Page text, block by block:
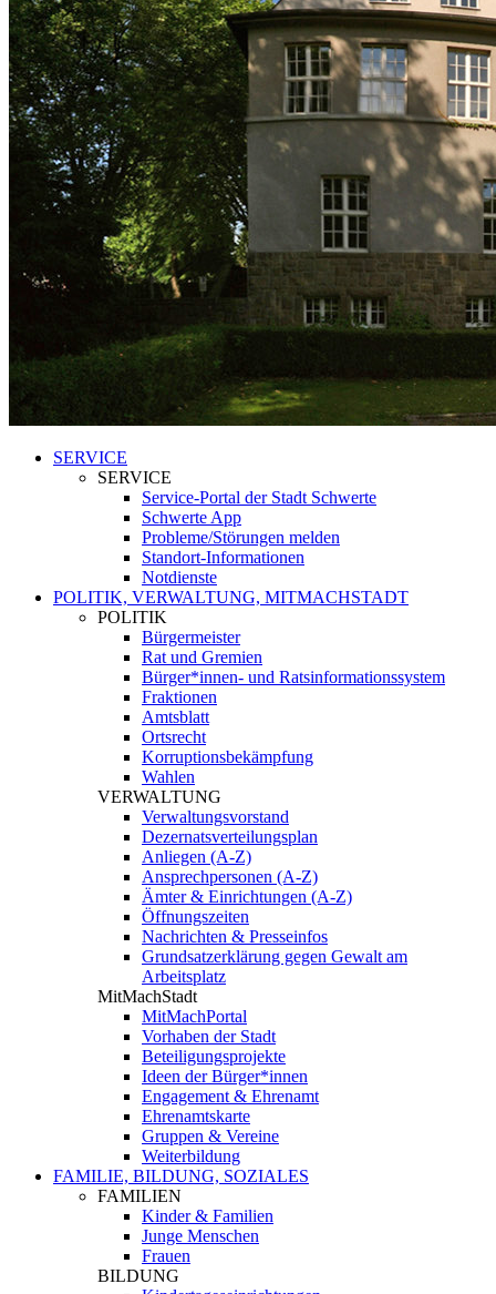
SERVICE
SERVICE
Service-Portal der Stadt Schwerte
Schwerte App
Probleme/Störungen melden
Standort-Informationen
Notdienste
POLITIK, VERWALTUNG, MITMACHSTADT
POLITIK
Bürgermeister
Rat und Gremien
Bürger*innen- und Ratsinformationssystem
Fraktionen
Amtsblatt
Ortsrecht
Korruptionsbekämpfung
Wahlen
VERWALTUNG
Verwaltungsvorstand
Dezernatsverteilungsplan
Anliegen (A-Z)
Ansprechpersonen (A-Z)
Ämter & Einrichtungen (A-Z)
Öffnungszeiten
Nachrichten & Presseinfos
Grundsatzerklärung gegen Gewalt am
Arbeitsplatz
MitMachStadt
MitMachPortal
Vorhaben der Stadt
Beteiligungsprojekte
Ideen der Bürger*innen
Engagement & Ehrenamt
Ehrenamtskarte
Gruppen & Vereine
Weiterbildung
FAMILIE, BILDUNG, SOZIALES
FAMILIEN
Kinder & Familien
Junge Menschen
Frauen
BILDUNG